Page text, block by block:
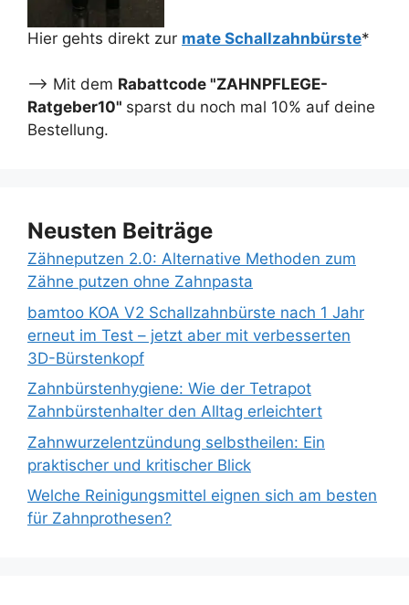
Hier gehts direkt zur mate Schallzahnbürste*
--> Mit dem Rabattcode "ZAHNPFLEGE-
Ratgeber10" sparst du noch mal 10% auf deine
Bestellung.
Neusten Beiträge
Zähneputzen 2.0: Alternative Methoden zum
Zähne putzen ohne Zahnpasta
bamtoo KOA V2 Schallzahnbürste nach 1 Jahr
erneut im Test – jetzt aber mit verbesserten
3D-Bürstenkopf
Zahnbürstenhygiene: Wie der Tetrapot
Zahnbürstenhalter den Alltag erleichtert
Zahnwurzelentzündung selbstheilen: Ein
praktischer und kritischer Blick
Welche Reinigungsmittel eignen sich am besten
für Zahnprothesen?